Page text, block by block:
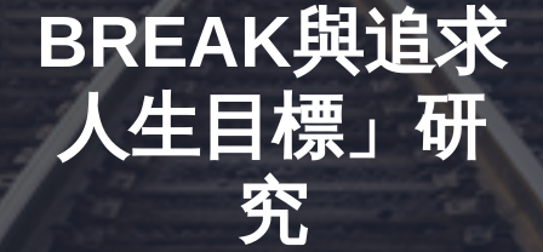
BREAK與追求
人生目標」研
究